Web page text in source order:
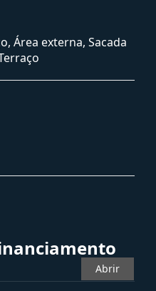
Área externa, Sacada
Abrir